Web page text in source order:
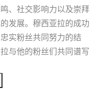
、社交影响力以及崇拜
发展。穆西亚拉的成功
实粉丝共同努力的结
与他的粉丝们共同谱写